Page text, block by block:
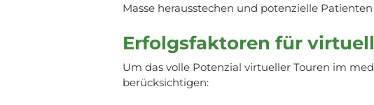
Masse herausstechen und potenzielle
Erfolgsfaktoren für
Um das volle Potenzial virtueller Touren im
berücksichtigen: